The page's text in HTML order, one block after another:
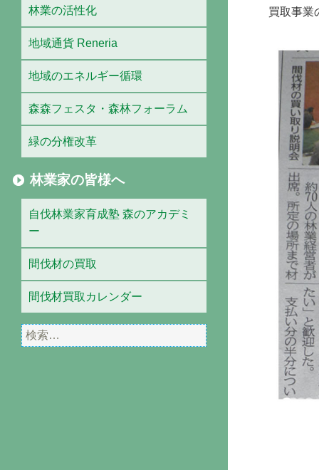
買取事業
林業の活性化
地域通貨 Reneria
地域のエネルギー循環
森森フェスタ・森林フォーラム
緑の分権改革
林業家の皆様へ
自伐林業家育成塾 森のアカデミ
ー
間伐材の買取
間伐材買取カレンダー